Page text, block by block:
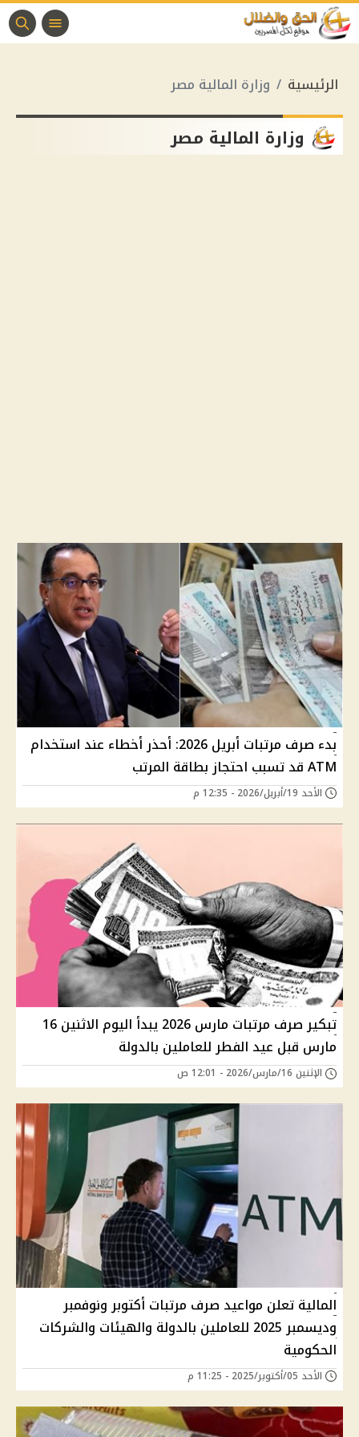
الرئيسية وزارة المالية مصر
وزارة المالية مصر
بدء صرف مرتبات أبريل 2026: أحذر أخطاء عند استخدام
ATM قد تسبب احتجاز بطاقة المرتب
الأحد 19/أبريل/2026 - 12:35 م
تبكير صرف مرتبات مارس 2026 يبدأ اليوم الاثنين 16
مارس قبل عيد الفطر للعاملين بالدولة
الإثنين 16/مارس/2026 - 12:01 ص
المالية تعلن مواعيد صرف مرتبات أكتوبر ونوفمبر
وديسمبر 2025 للعاملين بالدولة والهيئات والشركات
الحكومية
الأحد 05/أكتوبر/2025 - 11:25 م